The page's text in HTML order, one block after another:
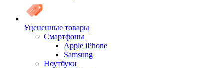
Уцененные товары
Cмартфоны
Apple iPhone
Samsung
Ноутбуки